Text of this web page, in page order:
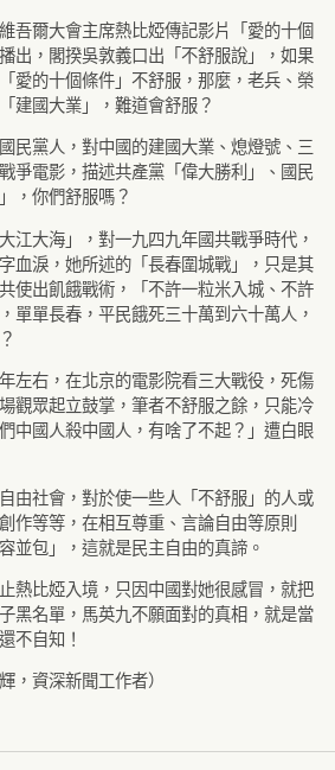
吾爾大會主席熱比婭傳記影片「愛的十個
出，閣揆吳敦義口出「不舒服說」，如果
愛的十個條件」不舒服，那麼，老兵、榮
建國大業」，難道會舒服？
民黨人，對中國的建國大業、熄燈號、三
爭電影，描述共產黨「偉大勝利」、國民
，你們舒服嗎？
江大海」，對一九四九年國共戰爭時代，
血淚，她所述的「長春圍城戰」，只是其
使出飢餓戰術，「不許一粒米入城、不許
單單長春，平民餓死三十萬到六十萬人，
左右，在北京的電影院看三大戰役，死傷
觀眾起立鼓掌，筆者不舒服之餘，只能冷
中國人殺中國人，有啥了不起？」遭白眼
由社會，對於使一些人「不舒服」的人或
作等等，在相互尊重、言論自由等原則
並包」，這就是民主自由的真諦。
熱比婭入境，只因中國對她很感冒，就把
黑名單，馬英九不願面對的真相，就是當
不自知！
，資深新聞工作者）